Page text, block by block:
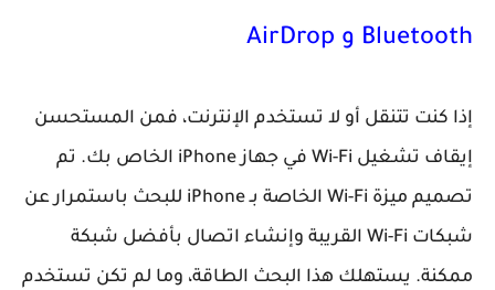
Bluetooth و AirDrop
إذا كنت تتنقل أو لا تستخدم الإنترنت، فمن المستحسن
إيقاف تشغيل Wi-Fi في جهاز iPhone الخاص بك. تم
تصميم ميزة Wi-Fi الخاصة بـ iPhone للبحث باستمرار عن
شبكات Wi-Fi القريبة وإنشاء اتصال بأفضل شبكة
ممكنة. يستهلك هذا البحث الطاقة، وما لم تكن تستخدم